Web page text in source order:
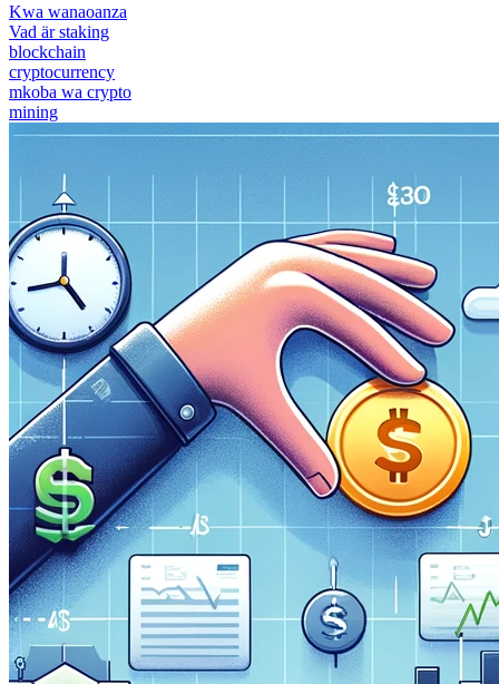
Kwa wanaoanza
Vad är staking
blockchain
cryptocurrency
mkoba wa crypto
mining